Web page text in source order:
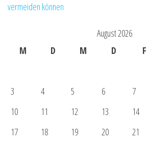
vermeiden können
August 2026
M
D M D F
3
4 5 6 7
10
11 12 13 14
17
18 19 20 21